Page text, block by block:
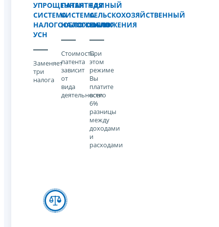
УПРОЩЕННАЯ
СИСТЕМА
НАЛОГООБЛОЖЕНИЯ
УСН
Заменяет
три
налога
ПАТЕНТНАЯ
СИСТЕМА
НАЛОГООБЛОЖЕНИЯ
Стоимость
патента
зависит
от
вида
деятельности
ЕДИНЫЙ
СЕЛЬСКОХОЗЯЙСТВЕННЫЙ
НАЛОГ
При
этом
режиме
Вы
платите
всего
6%
разницы
между
доходами
и
расходами